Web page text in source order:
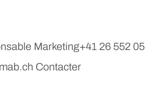
Marketing+41 26 552 05
Contacter